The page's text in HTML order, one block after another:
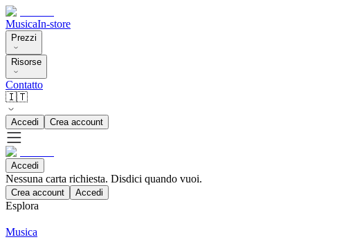
MusicaIn-store
Prezzi
Risorse
Contatto
🇮🇹
Accedi Crea account
Accedi
Nessuna carta richiesta. Disdici quando vuoi.
Crea account Accedi
Esplora
Musica